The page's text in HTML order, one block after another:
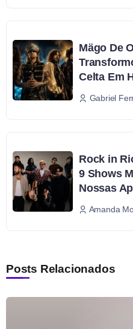
Mägo De
Celta Em
Gabriel
Rock in
9 Shows
Nossas
Amanda
Posts Relacionados